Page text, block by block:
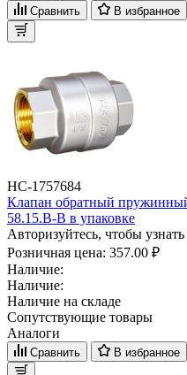
Сравнить В избранное
НС-1757684
Клапан обратный
58.15.В-В в упаковке
Авторизуйтесь, чтобы
Розничная цена: 357.00 ₽
Наличие:
Наличие:
Наличие на складе
Сопутствующие товары
Аналоги
Сравнить В избранное